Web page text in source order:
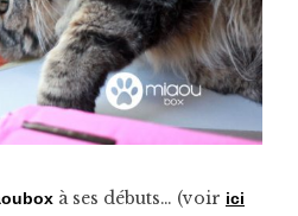
à ses débuts… (voir ici